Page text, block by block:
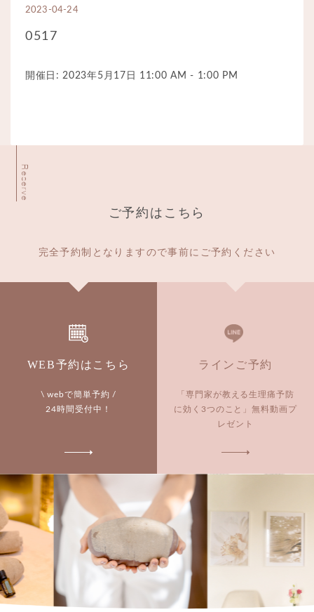
2023-04-24
0517
開催日: 2023年5月17日 11:00 AM - 1:00 PM
Reserve
ご予約はこちら
完全予約制となりますので事前にご予約ください
WEB予約はこちら
\ webで簡単予約 /
24時間受付中！
ラインご予約
「専門家が教える生理痛予防
に効く3つのこと」無料動画プ
レゼント